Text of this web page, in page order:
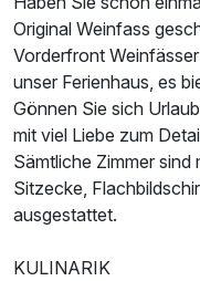
Ausstattung
Original Weinfass
Vorderfront
unser Ferienhaus, es
Gönnen Sie sich
mit viel Liebe zum
Sämtliche Zimmer sind
Sitzecke,
ausgestattet.
KULINARIK